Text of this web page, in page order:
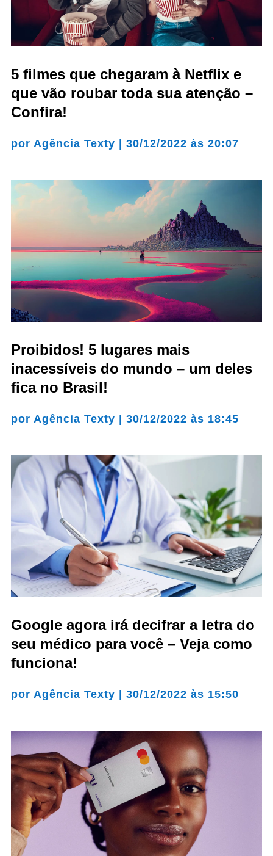
5 filmes que chegaram à Netflix e
que vão roubar toda sua atenção –
Confira!
por Agência Texty 30/12/2022 às 20:07
Proibidos! 5 lugares mais
inacessíveis do mundo – um deles
fica no Brasil!
por Agência Texty | 30/12/2022 às 18:45
Google agora irá decifrar a letra do
seu médico para você – Veja como
funciona!
por Agência Texty | 30/12/2022 às 15:50